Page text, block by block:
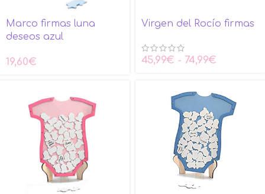
Marco firmas luna
deseos azul
19,60€
Virgen del Rocío firmas
45,99€ - 74,99€